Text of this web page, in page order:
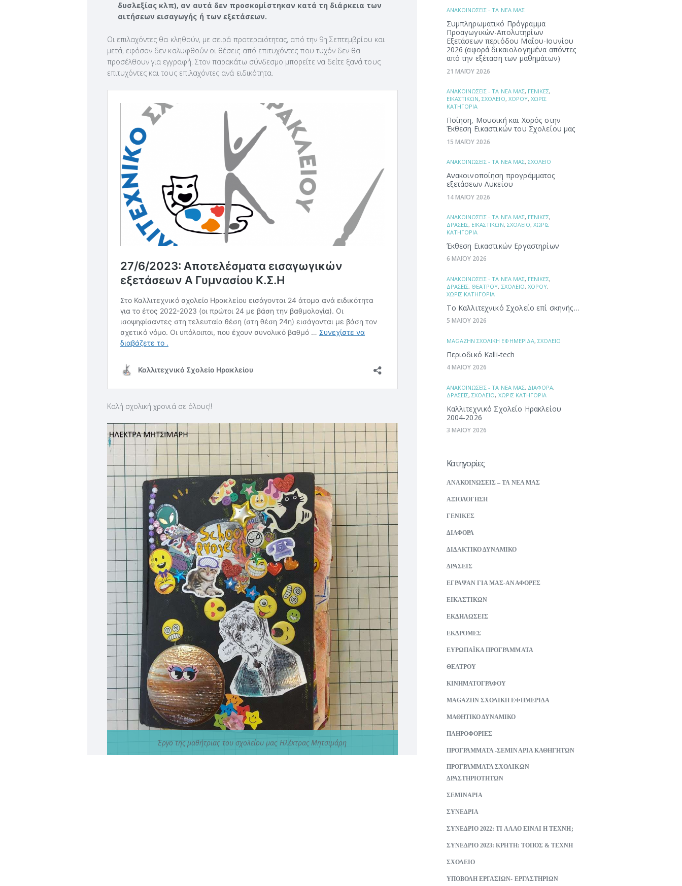
δυσλεξίας κλπ), αν αυτά δεν προσκομίστηκαν κατά τη διάρκεια των
αιτήσεων εισαγωγής ή των εξετάσεων.
Οι επιλαχόντες θα κληθούν, με σειρά προτεραιότητας, από την 9η Σεπτεμβρίου και
μετά, εφόσον δεν καλυφθούν οι θέσεις από επιτυχόντες που τυχόν δεν θα
προσέλθουν για εγγραφή. Στον παρακάτω σύνδεσμο μπορείτε να δείτε ξανά τους
επιτυχόντες και τους επιλαχόντες ανά ειδικότητα.
Καλή σχολική χρονιά σε όλους!!
Έργο της μαθήτριας του σχολείου μας Ηλέκτρας Μητσιμάρη
ΑΝΑΚΟΙΝΩΣΕΙΣ - ΤΑ ΝΕΑ ΜΑΣ
Συμπληρωματικό Πρόγραμμα
Προαγωγικών-Απολυτηρίων
Εξετάσεων περιόδου Μαΐου-Ιουνίου
2026 (αφορά δικαιολογημένα απόντες
από την εξέταση των μαθημάτων)
21 ΜΑΪΟΥ 2026
ΑΝΑΚΟΙΝΩΣΕΙΣ - ΤΑ ΝΕΑ ΜΑΣ, ΓΕΝΙΚΕΣ,
ΕΙΚΑΣΤΙΚΩΝ,ΣΧΟΛΕΙΟ, ΧΟΡΟΥ,ΧΩΡΙΣ
ΚΑΤΗΓΟΡΙΑ
Ποίηση, Μουσική και Χορός στην
Έκθεση Εικαστικών του Σχολείου μας
15 ΜΑΪΟΥ 2026
ΑΝΑΚΟΙΝΩΣΕΙΣ - ΤΑ ΝΕΑ ΜΑΣ,ΣΧΟΛΕΙΟ
Ανακοινοποίηση προγράμματος
εξετάσεων Λυκείου
14 ΜΑΪΟΥ 2026
ΑΝΑΚΟΙΝΩΣΕΙΣ - ΤΑ ΝΕΑ ΜΑΣ, ΓΕΝΙΚΕΣ,
ΔΡΑΣΕΙΣ, ΕΙΚΑΣΤΙΚΩΝ, ΣΧΟΛΕΙΟ,ΧΩΡΙΣ
ΚΑΤΗΓΟΡΙΑ
Έκθεση Εικαστικών Εργαστηρίων
6 ΜΑΪΟΥ 2026
ΑΝΑΚΟΙΝΩΣΕΙΣ - ΤΑ ΝΕΑ ΜΑΣ, ΓΕΝΙΚΕΣ,
ΔΡΑΣΕΙΣ, ΘΕΑΤΡΟΥ, ΣΧΟΛΕΙΟ,ΧΟΡΟΥ,
ΧΩΡΙΣ ΚΑΤΗΓΟΡΙΑ
Το Καλλιτεχνικό Σχολείο επί σκηνής…
5 ΜΑΪΟΥ 2026
ΜAGAZHN ΣΧΟΛΙΚΗ ΕΦΗΜΕΡΙΔΑ,ΣΧΟΛΕΙΟ
Περιοδικό Kalli-tech
4 ΜΑΪΟΥ 2026
ΑΝΑΚΟΙΝΩΣΕΙΣ - ΤΑ ΝΕΑ ΜΑΣ, ΔΙΑΦΟΡΑ,
ΔΡΑΣΕΙΣ,ΣΧΟΛΕΙΟ, ΧΩΡΙΣ ΚΑΤΗΓΟΡΙΑ
Καλλιτεχνικό Σχολείο Ηρακλείου
2004-2026
3 ΜΑΪΟΥ 2026
Κατηγορίες
ΑΝΑΚΟΙΝΩΣΕΙΣ – ΤΑ ΝΕΑ ΜΑΣ
ΑΞΙΟΛΟΓΗΣΗ
ΓΕΝΙΚΕΣ
ΔΙΑΦΟΡΑ
ΔΙΔΑΚΤΙΚΟ ΔΥΝΑΜΙΚΟ
ΔΡΑΣΕΙΣ
ΕΓΡΑΨΑΝ ΓΙΑ ΜΑΣ-ΑΝΑΦΟΡΕΣ
ΕΙΚΑΣΤΙΚΩΝ
ΕΚΔΗΛΩΣΕΙΣ
ΕΚΔΡΟΜΕΣ
ΕΥΡΩΠΑΪΚΑ ΠΡΟΓΡΑΜΜΑΤΑ
ΘΕΑΤΡΟΥ
ΚΙΝΗΜΑΤΟΓΡΑΦΟΥ
ΜAGAZHN ΣΧΟΛΙΚΗ ΕΦΗΜΕΡΙΔΑ
ΜΑΘΗΤΙΚΟ ΔΥΝΑΜΙΚΟ
ΠΛΗΡΟΦΟΡΙΕΣ
ΠΡΟΓΡΑΜΜΑΤΑ -ΣΕΜΙΝΑΡΙΑ ΚΑΘΗΓΗΤΩΝ
ΠΡΟΓΡΑΜΜΑΤΑ ΣΧΟΛΙΚΩΝ
ΔΡΑΣΤΗΡΙΟΤΗΤΩΝ
ΣΕΜΙΝΑΡΙΑ
ΣΥΝΕΔΡΙΑ
ΣΥΝΕΔΡΙΟ 2022: ΤΙ ΑΛΛΟ ΕΙΝΑΙ Η ΤΕΧΝΗ;
ΣΥΝΕΔΡΙΟ 2023: ΚΡΗΤΗ: ΤΟΠΟΣ & ΤΕΧΝΗ
ΣΧΟΛΕΙΟ
ΥΠΟΒΟΛΗ ΕΡΓΑΣΙΩΝ- ΕΡΓΑΣΤΗΡΙΩΝ